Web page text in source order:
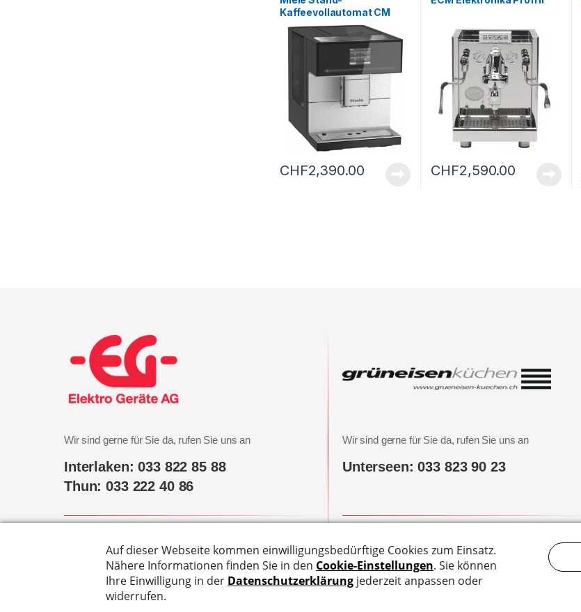
Kaffeevollautomat CM
7350 CH SW – B
CHF2,390.00 CHF2,590.00
Wir sind gerne für Sie da, rufen Sie uns an
Interlaken: 033 822 85 88
Thun: 033 222 40 86
Marktgasse 31, 3800 Interlaken
Wir sind gerne für Sie da, rufen Sie uns an
Unterseen: 033 823 90 23
Breite 1b
3800 Unterseen-Interlaken